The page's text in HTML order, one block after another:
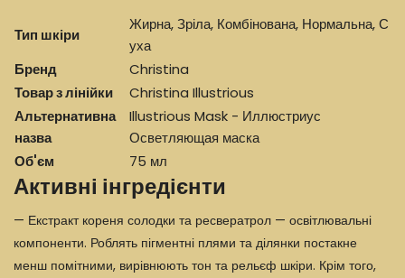
Тип шкіри
Жирна, Зріла, Комбінована, Нормальна, С
уха
Бренд
Christina
Товар з лінійки
Christina Illustrious
Альтернативна
назва
Illustrious Mask - Иллюстриус
Осветляющая маска
Об'єм
75 мл
Активні інгредієнти
— Екстракт кореня солодки та ресвератрол — освітлювальні
компоненти. Роблять пігментні плями та ділянки постакне
менш помітними, вирівнюють тон та рельєф шкіри. Крім того,